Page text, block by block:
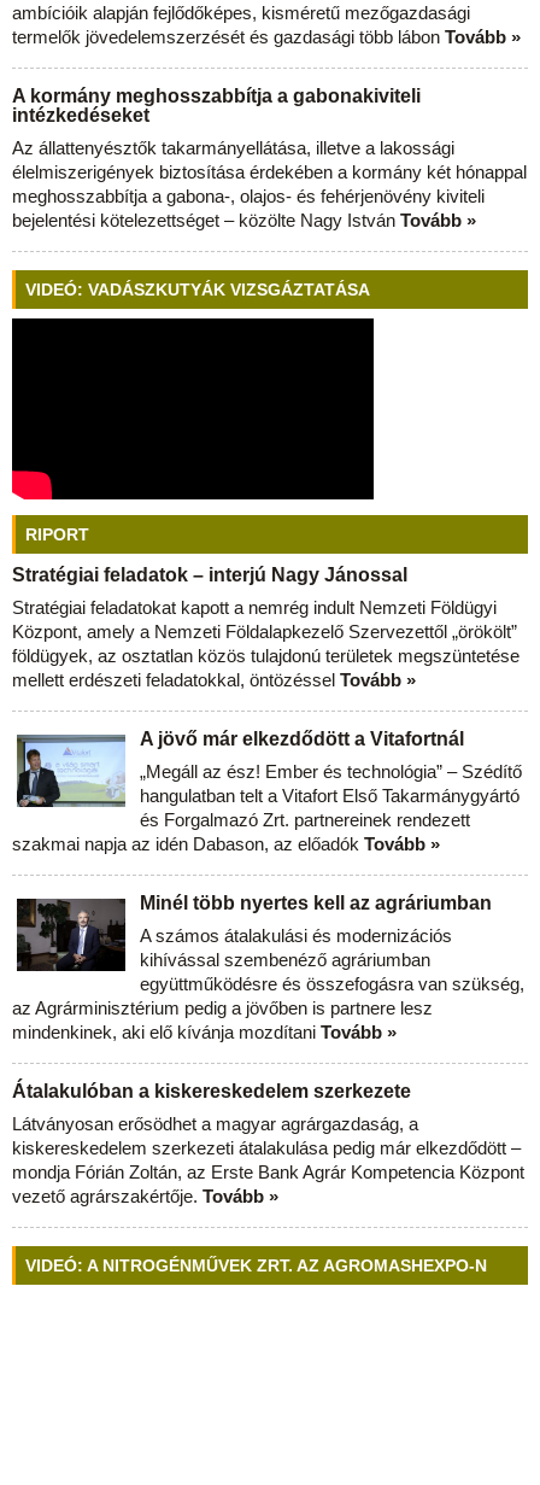
ambícióik alapján fejlődőképes, kisméretű mezőgazdasági
termelők jövedelemszerzését és gazdasági több lábon Tovább »
A kormány meghosszabbítja a gabonakiviteli
intézkedéseket
Az állattenyésztők takarmányellátása, illetve a lakossági
élelmiszerigények biztosítása érdekében a kormány két hónappal
meghosszabbítja a gabona-, olajos- és fehérjenövény kiviteli
bejelentési kötelezettséget – közölte Nagy István Tovább »
VIDEÓ: VADÁSZKUTYÁK VIZSGÁZTATÁSA
RIPORT
Stratégiai feladatok – interjú Nagy Jánossal
Stratégiai feladatokat kapott a nemrég indult Nemzeti Földügyi
Központ, amely a Nemzeti Földalapkezelő Szervezettől „örökölt”
földügyek, az osztatlan közös tulajdonú területek megszüntetése
mellett erdészeti feladatokkal, öntözéssel Tovább »
A jövő már elkezdődött a Vitafortnál
„Megáll az ész! Ember és technológia” – Szédítő
hangulatban telt a Vitafort Első Takarmánygyártó
és Forgalmazó Zrt. partnereinek rendezett
szakmai napja az idén Dabason, az előadók Tovább »
Minél több nyertes kell az agráriumban
A számos átalakulási és modernizációs
kihívással szembenéző agráriumban
együttműködésre és összefogásra van szükség,
az Agrárminisztérium pedig a jövőben is partnere lesz
mindenkinek, aki elő kívánja mozdítani Tovább »
Átalakulóban a kiskereskedelem szerkezete
Látványosan erősödhet a magyar agrárgazdaság, a
kiskereskedelem szerkezeti átalakulása pedig már elkezdődött –
mondja Fórián Zoltán, az Erste Bank Agrár Kompetencia Központ
vezető agrárszakértője. Tovább »
VIDEÓ: A NITROGÉNMŰVEK ZRT. AZ AGROMASHEXPO-N